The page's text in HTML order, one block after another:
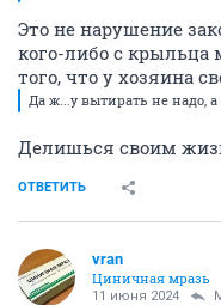
Это не нарушение
кого-либо с крыльца
того, что у хозяина
Да ж...у вытирать не надо, а
Делишься своим
ОТВЕТИТЬ
vran
Циничная мразь
11 июня 2024